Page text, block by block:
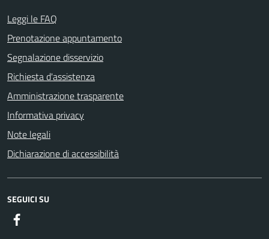
Leggi le FAQ
Prenotazione appuntamento
Segnalazione disservizio
Richiesta d'assistenza
Amministrazione trasparente
Informativa privacy
Note legali
Dichiarazione di accessibilità
SEGUICI SU